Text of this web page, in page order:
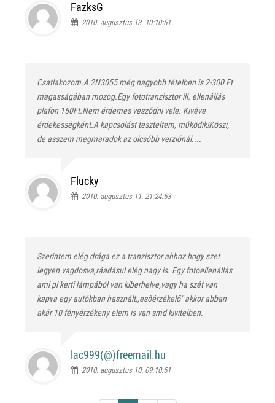
FazksG
2010. augusztus 13. 10:10:51
Csatlakozom.A 2N3055 még nagyobb tételben is 2-300 Ft
magasságában mozog.Egy fototranzisztor ill. ellenállás
plafon 150Ft.Nem érdemes vesződni vele. Kivéve
érdekességként.A kapcsolást teszteltem, működik!Köszi,
de asszem megmaradok az olcsóbb verziónál....
Flucky
2010. augusztus 11. 21:24:53
Szerintem elég drága ez a tranzisztor ahhoz hogy szet
legyen vagdosva,ráadásul elég nagy is. Egy fotoellenállás
ami pl kerti lámpából van kiberhelve,vagy ha szét van
kapva egy autókban használt,,esőérzékelő" akkor abban
akár 10 fényérzékeny elem is van smd kivitelben.
lac999(@)freemail.hu
2010. augusztus 10. 09:10:51